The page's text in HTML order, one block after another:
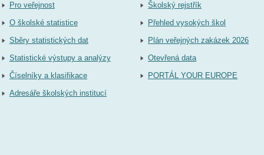
Pro veřejnost
O školské statistice
Sběry statistických dat
Statistické výstupy a analýzy
Číselníky a klasifikace
Adresáře školských institucí
Školský rejstřík
Přehled vysokých škol
Plán veřejných zakázek 2026
Otevřená data
PORTÁL YOUR EUROPE